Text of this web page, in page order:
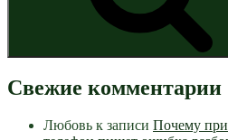
Свежие комментарии
Любовь к записи Почему при